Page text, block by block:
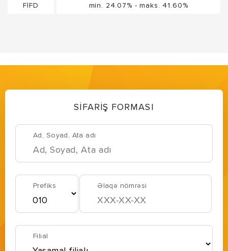
FİFD min. 24.07% - maks. 41.60%
SİFARİŞ FORMASI
Ad, Soyad, Ata adı
Prefiks Əlaqə nömrəsi
Filial